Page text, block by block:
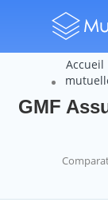
Accueil
GMF